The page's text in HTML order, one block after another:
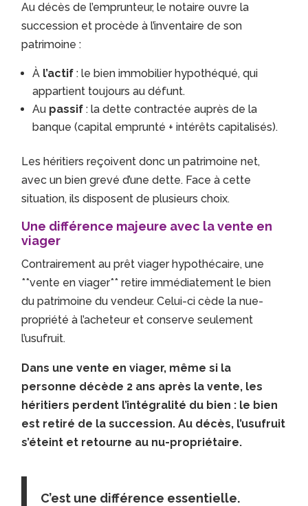
Au décès de l’emprunteur, le notaire ouvre la
succession et procède à l’inventaire de son
patrimoine :
À l’actif : le bien immobilier hypothéqué, qui
appartient toujours au défunt.
Au passif : la dette contractée auprès de la
banque (capital emprunté + intérêts capitalisés).
Les héritiers reçoivent donc un patrimoine net,
avec un bien grevé d’une dette. Face à cette
situation, ils disposent de plusieurs choix.
Une différence majeure avec la vente en
viager
Contrairement au prêt viager hypothécaire, une
**vente en viager** retire immédiatement le bien
du patrimoine du vendeur. Celui-ci cède la nue-
propriété à l’acheteur et conserve seulement
l’usufruit.
Dans une vente en viager, même si la
personne décède 2 ans après la vente, les
héritiers perdent l’intégralité du bien : le bien
est retiré de la succession. Au décès, l’usufruit
s’éteint et retourne au nu-propriétaire.
C’est une différence essentielle.